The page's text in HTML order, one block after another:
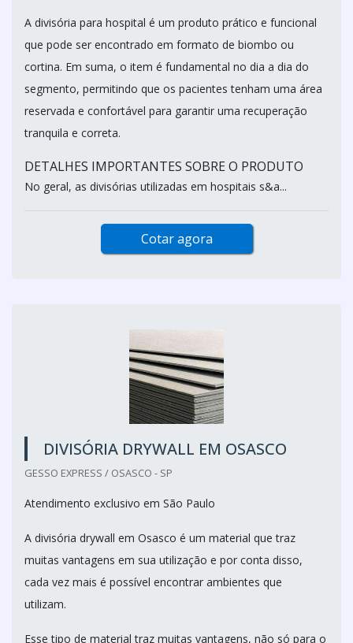
A divisória para hospital é um produto prático e funcional
que pode ser encontrado em formato de biombo ou
cortina. Em suma, o item é fundamental no dia a dia do
segmento, permitindo que os pacientes tenham uma área
reservada e confortável para garantir uma recuperação
tranquila e correta.
DETALHES IMPORTANTES SOBRE O PRODUTO
No geral, as divisórias utilizadas em hospitais s&a...
Cotar agora
DIVISÓRIA DRYWALL EM OSASCO
GESSO EXPRESS / OSASCO - SP
Atendimento exclusivo em São Paulo
A divisória drywall em Osasco é um material que traz
muitas vantagens em sua utilização e por conta disso,
cada vez mais é possível encontrar ambientes que
utilizam.
Esse tipo de material traz muitas vantagens, não só para o